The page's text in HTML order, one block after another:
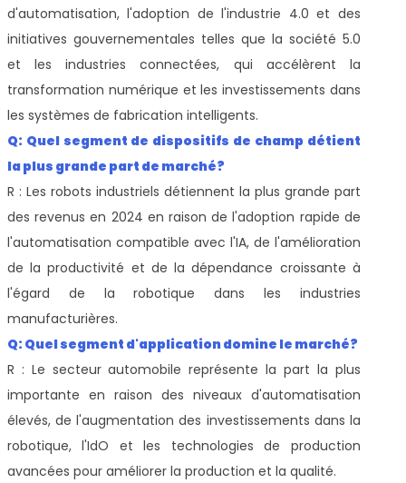
d'automatisation, l'adoption de l'industrie 4.0 et des
initiatives gouvernementales telles que la société 5.0
et les industries connectées, qui accélèrent la
transformation numérique et les investissements dans
les systèmes de fabrication intelligents.
Q: Quel segment de dispositifs de champ détient
la plus grande part de marché?
R : Les robots industriels détiennent la plus grande part
des revenus en 2024 en raison de l'adoption rapide de
l'automatisation compatible avec l'IA, de l'amélioration
de la productivité et de la dépendance croissante à
l'égard de la robotique dans les industries
manufacturières.
Q: Quel segment d'application domine le marché?
R : Le secteur automobile représente la part la plus
importante en raison des niveaux d'automatisation
élevés, de l'augmentation des investissements dans la
robotique, l'IdO et les technologies de production
avancées pour améliorer la production et la qualité.